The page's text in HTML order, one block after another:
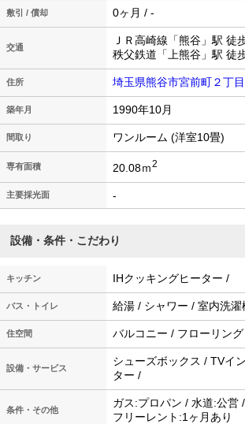
敷引 / 償却 0ヶ月 / -
交通
ＪＲ高崎線「熊谷」駅 徒
秩父鉄道「上熊谷」駅 徒
住所 埼玉県熊谷市宮前町２丁目
築年月 1990年10月
間取り ワンルーム (洋室10畳)
専有面積 20.08ｍ2
主要採光面 -
設備・条件・こだわり
キッチン IHクッキングヒーター /
バス・トイレ 給湯 / シャワー / 室内洗濯
住空間 バルコニー / フローリン
設備・サービス
シューズボックス / TVイ
ター /
条件・その他
ガス:プロパン / 水道:公営
フリーレント:1ヶ月あり